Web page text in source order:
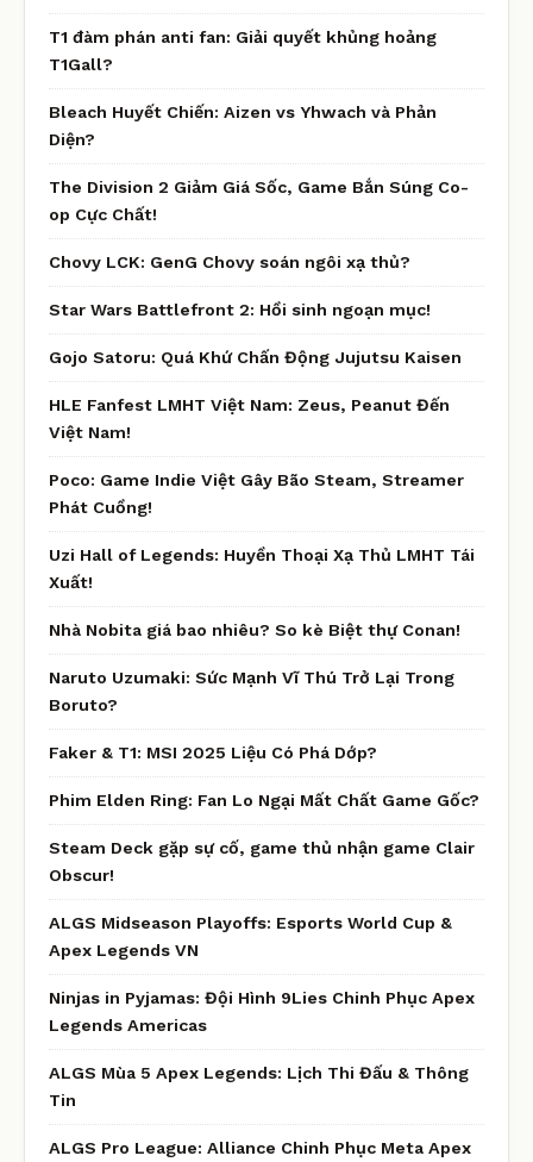
T1 đàm phán anti fan: Giải quyết khủng hoảng
T1Gall?
Bleach Huyết Chiến: Aizen vs Yhwach và Phản
Diện?
The Division 2 Giảm Giá Sốc, Game Bắn Súng Co-
op Cực Chất!
Chovy LCK: GenG Chovy soán ngôi xạ thủ?
Star Wars Battlefront 2: Hồi sinh ngoạn mục!
Gojo Satoru: Quá Khứ Chấn Động Jujutsu Kaisen
HLE Fanfest LMHT Việt Nam: Zeus, Peanut Đến
Việt Nam!
Poco: Game Indie Việt Gây Bão Steam, Streamer
Phát Cuồng!
Uzi Hall of Legends: Huyền Thoại Xạ Thủ LMHT Tái
Xuất!
Nhà Nobita giá bao nhiêu? So kè Biệt thự Conan!
Naruto Uzumaki: Sức Mạnh Vĩ Thú Trở Lại Trong
Boruto?
Faker & T1: MSI 2025 Liệu Có Phá Dớp?
Phim Elden Ring: Fan Lo Ngại Mất Chất Game Gốc?
Steam Deck gặp sự cố, game thủ nhận game Clair
Obscur!
ALGS Midseason Playoffs: Esports World Cup &
Apex Legends VN
Ninjas in Pyjamas: Đội Hình 9Lies Chinh Phục Apex
Legends Americas
ALGS Mùa 5 Apex Legends: Lịch Thi Đấu & Thông
Tin
ALGS Pro League: Alliance Chinh Phục Meta Apex